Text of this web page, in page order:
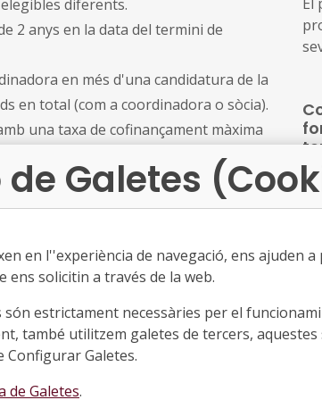
diferents.
2 anys en la data del termini de
en més d'una candidatura de la
en total (com a coordinadora o sòcia).
una taxa de cofinançament màxima
de la cooperació, la transició
la participació d'organitzacions
a les 17:00 h (hora de Brussel·les).
●
Galetes
en l''experiència de navegació, ens ajuden
solicitin a través de la web.
estrictament necessàries per el
també utilitzem galetes de tercers, aquestes
Configurar Galetes.
de Galetes.